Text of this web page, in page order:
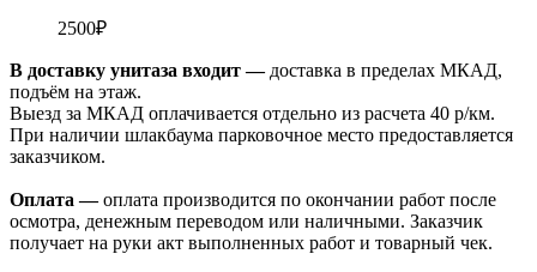
2500₽
В доставку унитаза входит — доставка в пределах МКАД,
подъём на этаж.
Выезд за МКАД оплачивается отдельно из расчета 40 р/км.
При наличии шлакбаума парковочное место предоставляется
заказчиком.
Оплата —оплата производится по окончании работ после
осмотра, денежным переводом или наличными. Заказчик
получает на руки акт выполненных работ и товарный чек.